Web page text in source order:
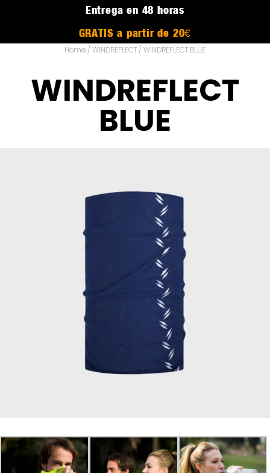
Entrega en 48 horas
GRATIS a partir de 20€
Home / WINDREFLECT / WINDREFLECT BLUE
WINDREFLECT
BLUE